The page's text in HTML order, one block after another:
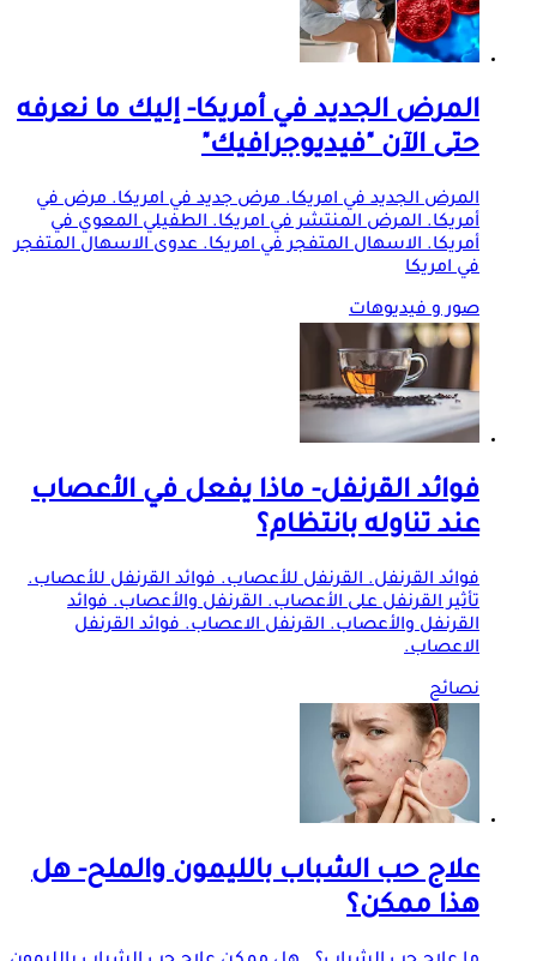
المرض الجديد في أمريكا- إليك ما نعرفه
حتى الآن "فيديوجرافيك"
المرض الجديد في امريكا. مرض جديد في امريكا. مرض في
أمريكا. المرض المنتشر في امريكا. الطفيلي المعوي في
أمريكا. الاسهال المتفجر في امريكا. عدوى الاسهال المتفجر
في امريكا
صور و فيديوهات
فوائد القرنفل- ماذا يفعل في الأعصاب
عند تناوله بانتظام؟
فوائد القرنفل. القرنفل للأعصاب. فوائد القرنفل للأعصاب.
تأثير القرنفل على الأعصاب. القرنفل والأعصاب. فوائد
القرنفل والأعصاب. القرنفل الاعصاب. فوائد القرنفل
الاعصاب.
نصائح
علاج حب الشباب بالليمون والملح- هل
هذا ممكن؟